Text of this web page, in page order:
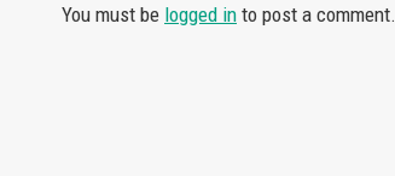
You must be logged in to post a comment.